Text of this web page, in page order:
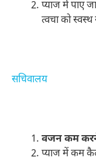
प्याज में पाए
त्वचा को
सचिवालय
वजन कम
प्याज में कम